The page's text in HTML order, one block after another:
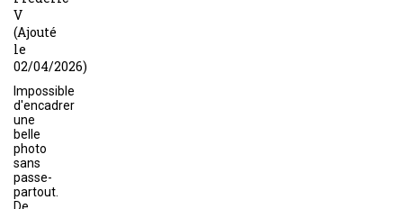
V
(Ajouté
le
02/04/2026)
Impossible
d'encadrer
une
belle
photo
sans
passe-
partout.